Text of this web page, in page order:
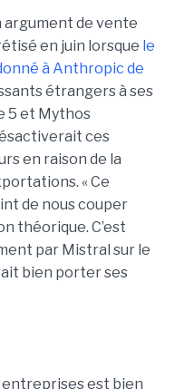
argument de vente
en juin lorsque le
à Anthropic de
étrangers à ses
5 et Mythos
ces
en raison de la
« Ce
de nous couper
théorique. C’est
par Mistral sur le
bien porter ses
entreprises est bien